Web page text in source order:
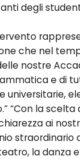
degli
che nel
nostre
e di
universitarie,
“Con la scelta
ai
straordinario
la danza